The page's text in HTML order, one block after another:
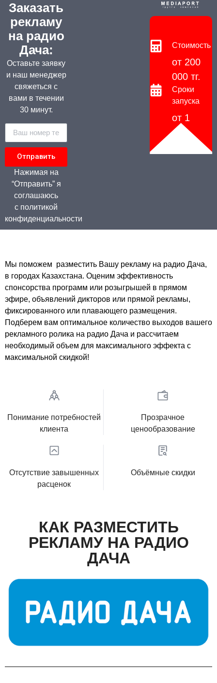
Заказать
рекламу
на радио
Дача:
Оставьте заявку
и наш менеджер
свяжеться с
вами в течении
30 минут.
Отправить
Нажимая на
“Отправить” я
соглашаюсь
с политикой
конфиденциальности
Стоимость
от 200
000 тг.
Сроки
запуска
от 1
дня
Мы поможем разместить Вашу рекламу на радио Дача,
в городах Казахстана. Оценим эффективность
спонсорства программ или розыгрышей в прямом
эфире, объявлений дикторов или прямой рекламы,
фиксированного или плавающего размещения.
Подберем вам оптимальное количество выходов вашего
рекламного ролика на радио Дача и рассчитаем
необходимый объем для максимального эффекта с
максимальной скидкой!
Понимание потребностей
клиента
Прозрачное
ценообразование
Отсутствие завышенных
расценок
Объёмные скидки
КАК РАЗМЕСТИТЬ
РЕКЛАМУ НА РАДИО
ДАЧА